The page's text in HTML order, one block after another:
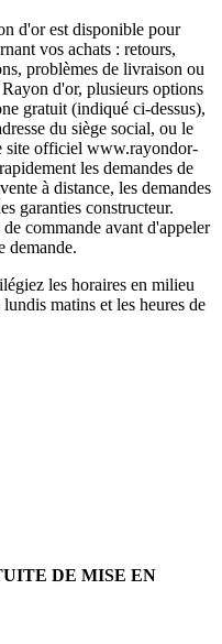
d'or est disponible pour
vos achats : retours,
problèmes de livraison ou
d'or, plusieurs options
gratuit (indiqué ci-dessus),
du siège social, ou le
site officiel www.rayondor-
les demandes de
à distance, les demandes
garanties constructeur.
commande avant d'appeler
demande.
les horaires en milieu
matins et les heures de
DE MISE EN